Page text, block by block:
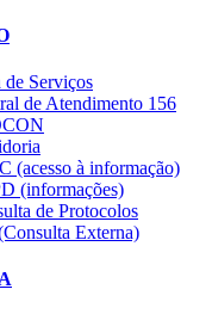
de Serviços
de Atendimento 156
(acesso à informação)
(informações)
de Protocolos
Externa)